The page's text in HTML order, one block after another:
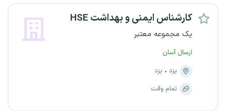
کارشناس ایمنی و بهداشت HSE
یک مجموعه معتبر
ارسال آسان
یزد
یزد
تمام وقت